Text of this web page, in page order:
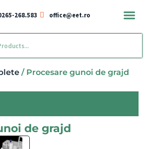
268.583 office@eet.ro
/ Procesare gunoi de grajd
de grajd